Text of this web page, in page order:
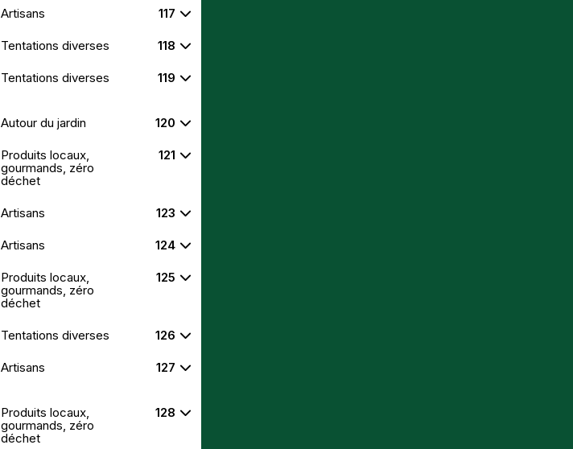
Artisans 117
Tentations diverses 118
Tentations diverses 119
Autour du jardin 120
Produits locaux,
gourmands, zéro
déchet
121
Artisans 123
Artisans 124
Produits locaux,
gourmands, zéro
déchet
125
Tentations diverses 126
Artisans 127
Produits locaux,
gourmands, zéro
déchet
128